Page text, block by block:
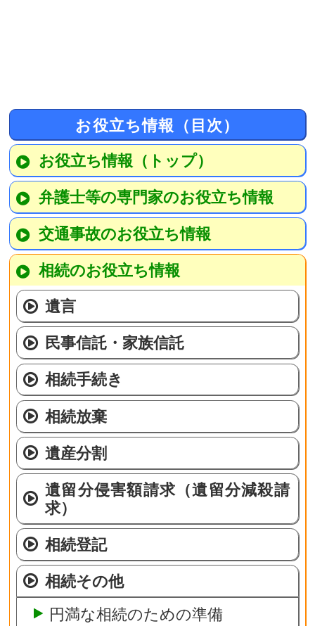
お役立ち情報（目次）
お役立ち情報（トップ）
弁護士等の専門家のお役立ち情報
交通事故のお役立ち情報
相続のお役立ち情報
遺言
民事信託・家族信託
相続手続き
相続放棄
遺産分割
遺留分侵害額請求（遺留分減殺請
求）
相続登記
相続その他
円満な相続のための準備